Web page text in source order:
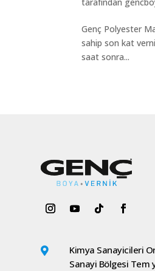
tarafından
Genç Polyester
sahip son kat
saat sonra...

Kimya Sanayicileri
Sanayi Bölgesi Tem